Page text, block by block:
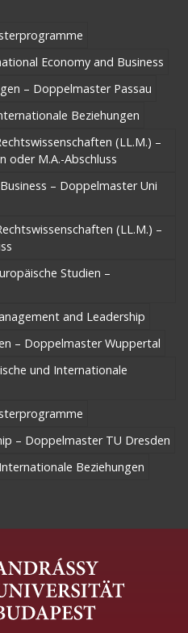
Economy and Business
– Doppelmaster Passau
Beziehungen
(LL.M.) –
oder M.A.-Abschluss
– Doppelmaster Uni
(LL.M.) –
Studien –
and Leadership
– Doppelmaster Wuppertal
und Internationale
– Doppelmaster TU Dresden
Beziehungen